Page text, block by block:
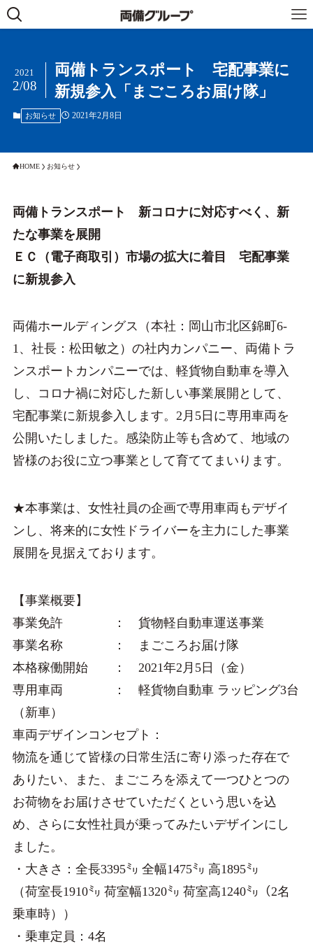
両備トランスポート 宅配事業に
新規参入「まごころお届け隊」
2021
2/08
お知らせ 2021年2月8日
HOME お知らせ
両備トランスポート 新コロナに対応すべく、新
たな事業を展開
ＥＣ（電子商取引）市場の拡大に着目 宅配事業
に新規参入
両備ホールディングス（本社：岡山市北区錦町6-
1、社長：松田敏之）の社内カンパニー、両備トラ
ンスポートカンパニーでは、軽貨物自動車を導入
し、コロナ禍に対応した新しい事業展開として、
宅配事業に新規参入します。2月5日に専用車両を
公開いたしました。感染防止等も含めて、地域の
皆様のお役に立つ事業として育ててまいります。
★本事業は、女性社員の企画で専用車両もデザイ
ンし、将来的に女性ドライバーを主力にした事業
展開を見据えております。
【事業概要】
事業免許 ： 貨物軽自動車運送事業
事業名称 ： まごころお届け隊
本格稼働開始 ： 2021年2月5日（金）
専用車両 ： 軽貨物自動車 ラッピング3台
（新車）
車両デザインコンセプト：
物流を通じて皆様の日常生活に寄り添った存在で
ありたい、また、まごころを添えて一つひとつの
お荷物をお届けさせていただくという思いを込
め、さらに女性社員が乗ってみたいデザインにし
ました。
・大きさ：全長3395㍉ 全幅1475㍉ 高1895㍉
（荷室長1910㍉ 荷室幅1320㍉ 荷室高1240㍉（2名
乗車時））
・乗車定員：4名